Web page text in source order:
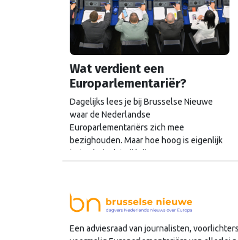
Wat verdient een
Europarlementariër?
Dagelijks lees je bij Brusselse Nieuwe
waar de Nederlandse
Europarlementariërs zich mee
bezighouden. Maar hoe hoog is eigenlijk
het salaris dat zij krijgen?
Een adviesraad van journalisten,